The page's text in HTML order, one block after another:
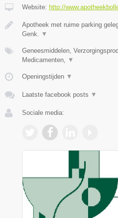
Website: http://
Apotheek met ruime parking
Genk. ▼
Geneesmiddelen,
Medicamenten, ▼
Openingstijden ▼
Laatste facebook posts ▼
Sociale media: